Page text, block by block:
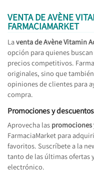
VENTA DE AVÈNE
FARMACIAMARKET
Laventa de Avène Vitamin
opción para quienes
precios competitivos.
originales, sino que
opiniones de clientes para
compra.
Promociones y descuentos
Aprovecha las promociones
FarmaciaMarket para
favoritos. Suscríbete a la
tanto de las últimas ofertas
electrónico.